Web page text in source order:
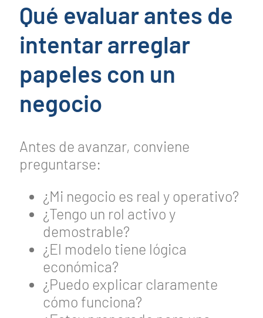
Qué evaluar antes de
intentar arreglar
papeles con un
negocio
Antes de avanzar, conviene
preguntarse:
¿Mi negocio es real y operativo?
¿Tengo un rol activo y
demostrable?
¿El modelo tiene lógica
económica?
¿Puedo explicar claramente
cómo funciona?